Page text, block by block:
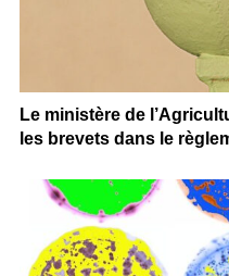
Le ministère de
les brevets dans le